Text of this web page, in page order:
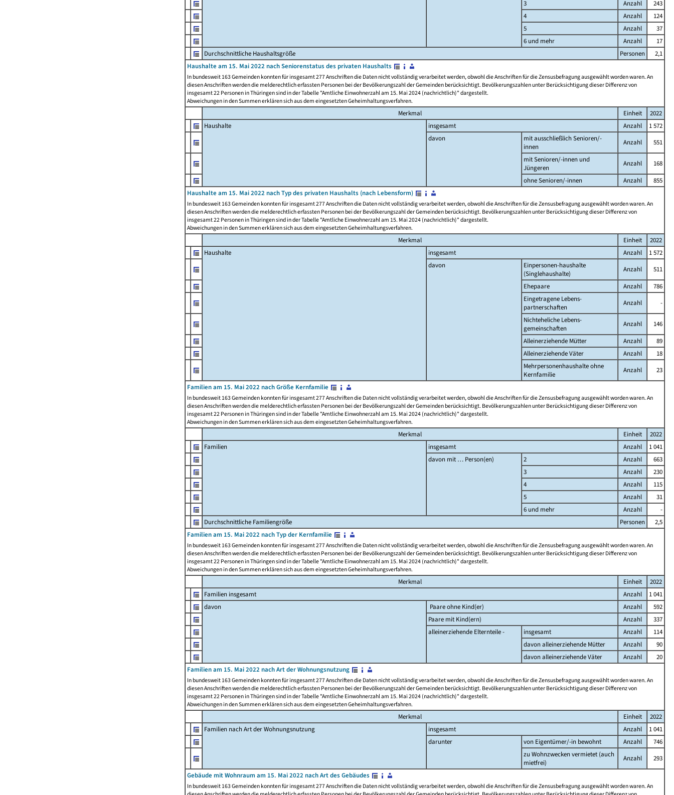
3
Anzahl
243
4
Anzahl
124
5
Anzahl
37
6 und mehr
Anzahl
17
Durchschnittliche Haushaltsgröße
Personen
2,1
Haushalte am 15. Mai 2022 nach Seniorenstatus des privaten Haushalts
In bundesweit 163 Gemeinden konnten für insgesamt 277 Anschriften die Daten nicht vollständig verarbeitet werden, obwohl die Anschriften für die Zensusbefragung ausgewählt worden waren. An
diesen Anschriften werden die melderechtlich erfassten Personen bei der Bevölkerungszahl der Gemeinden berücksichtigt. Bevölkerungszahlen unter Berücksichtigung dieser Differenz von
insgesamt 22 Personen in Thüringen sind in der Tabelle "Amtliche Einwohnerzahl am 15. Mai 2024 (nachrichtlich)" dargestellt.
Abweichungen in den Summen erklären sich aus dem eingesetzten Geheimhaltungsverfahren.
Merkmal Einheit
2022
Haushalte
insgesamt Anzahl
1 572
davon
mit ausschließlich Senioren/-
innen
Anzahl
551
mit Senioren/-innen und
Jüngeren
Anzahl
168
ohne Senioren/-innen
Anzahl
855
Haushalte am 15. Mai 2022 nach Typ des privaten Haushalts (nach Lebensform)
In bundesweit 163 Gemeinden konnten für insgesamt 277 Anschriften die Daten nicht vollständig verarbeitet werden, obwohl die Anschriften für die Zensusbefragung ausgewählt worden waren. An
diesen Anschriften werden die melderechtlich erfassten Personen bei der Bevölkerungszahl der Gemeinden berücksichtigt. Bevölkerungszahlen unter Berücksichtigung dieser Differenz von
insgesamt 22 Personen in Thüringen sind in der Tabelle "Amtliche Einwohnerzahl am 15. Mai 2024 (nachrichtlich)" dargestellt.
Abweichungen in den Summen erklären sich aus dem eingesetzten Geheimhaltungsverfahren.
Merkmal Einheit
2022
Haushalte
insgesamt Anzahl
1 572
davon
Einpersonen-haushalte
(Singlehaushalte)
Anzahl
511
Ehepaare
Anzahl
786
Eingetragene Lebens-
partnerschaften
Anzahl
-
Nichteheliche Lebens-
gemeinschaften
Anzahl
146
Alleinerziehende Mütter
Anzahl
89
Alleinerziehende Väter
Anzahl
18
Mehrpersonenhaushalte ohne
Kernfamilie
Anzahl
23
Familien am 15. Mai 2022 nach Größe Kernfamilie
In bundesweit 163 Gemeinden konnten für insgesamt 277 Anschriften die Daten nicht vollständig verarbeitet werden, obwohl die Anschriften für die Zensusbefragung ausgewählt worden waren. An
diesen Anschriften werden die melderechtlich erfassten Personen bei der Bevölkerungszahl der Gemeinden berücksichtigt. Bevölkerungszahlen unter Berücksichtigung dieser Differenz von
insgesamt 22 Personen in Thüringen sind in der Tabelle "Amtliche Einwohnerzahl am 15. Mai 2024 (nachrichtlich)" dargestellt.
Abweichungen in den Summen erklären sich aus dem eingesetzten Geheimhaltungsverfahren.
Merkmal Einheit
2022
Familien
insgesamt Anzahl
1 041
davon mit … Person(en)
2 Anzahl
663
3
Anzahl
230
4
Anzahl
115
5
Anzahl
31
6 und mehr
Anzahl
-
Durchschnittliche Familiengröße
Personen
2,5
Familien am 15. Mai 2022 nach Typ der Kernfamilie
In bundesweit 163 Gemeinden konnten für insgesamt 277 Anschriften die Daten nicht vollständig verarbeitet werden, obwohl die Anschriften für die Zensusbefragung ausgewählt worden waren. An
diesen Anschriften werden die melderechtlich erfassten Personen bei der Bevölkerungszahl der Gemeinden berücksichtigt. Bevölkerungszahlen unter Berücksichtigung dieser Differenz von
insgesamt 22 Personen in Thüringen sind in der Tabelle "Amtliche Einwohnerzahl am 15. Mai 2024 (nachrichtlich)" dargestellt.
Abweichungen in den Summen erklären sich aus dem eingesetzten Geheimhaltungsverfahren.
Merkmal Einheit
2022
Familien insgesamt
Anzahl
1 041
davon
Paare ohne Kind(er) Anzahl
592
Paare mit Kind(ern)
Anzahl
337
alleinerziehende Elternteile -
insgesamt Anzahl
114
davon alleinerziehende Mütter
Anzahl
90
davon alleinerziehende Väter
Anzahl
20
Familien am 15. Mai 2022 nach Art der Wohnungsnutzung
In bundesweit 163 Gemeinden konnten für insgesamt 277 Anschriften die Daten nicht vollständig verarbeitet werden, obwohl die Anschriften für die Zensusbefragung ausgewählt worden waren. An
diesen Anschriften werden die melderechtlich erfassten Personen bei der Bevölkerungszahl der Gemeinden berücksichtigt. Bevölkerungszahlen unter Berücksichtigung dieser Differenz von
insgesamt 22 Personen in Thüringen sind in der Tabelle "Amtliche Einwohnerzahl am 15. Mai 2024 (nachrichtlich)" dargestellt.
Abweichungen in den Summen erklären sich aus dem eingesetzten Geheimhaltungsverfahren.
Merkmal Einheit
2022
Familien nach Art der Wohnungsnutzung
insgesamt Anzahl
1 041
darunter
von Eigentümer/-in bewohnt Anzahl
746
zu Wohnzwecken vermietet (auch
mietfrei)
Anzahl
293
Gebäude mit Wohnraum am 15. Mai 2022 nach Art des Gebäudes
In bundesweit 163 Gemeinden konnten für insgesamt 277 Anschriften die Daten nicht vollständig verarbeitet werden, obwohl die Anschriften für die Zensusbefragung ausgewählt worden waren. An